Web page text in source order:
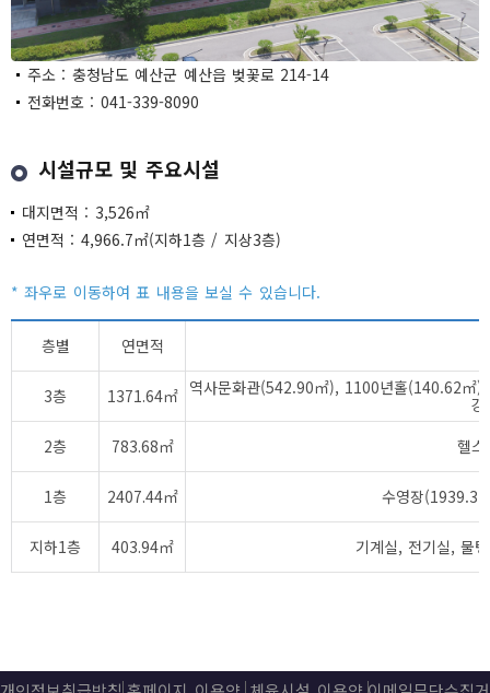
주소 : 충청남도 예산군 예산읍 벚꽃로 214-14
전화번호 : 041-339-8090
시설규모 및 주요시설
대지면적 : 3,526㎡
연면적 : 4,966.7㎡(지하1층 / 지상3층)
층별 연면적
3층 1371.64㎡ 역사문화관(542.90㎡), 1100년홀(140.62㎡
2층
783.68㎡ 헬
1층 2407.44㎡ 수영장
지하1층 403.94㎡ 기계실, 전기실, 물